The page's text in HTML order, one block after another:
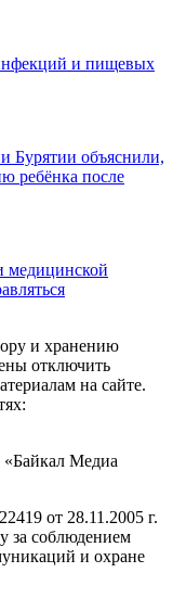
и пищевых
Бурятии объяснили,
ребёнка после
медицинской
и хранению
отключить
на сайте.
«Байкал Медиа
от 28.11.2005 г.
за соблюдением
и охране